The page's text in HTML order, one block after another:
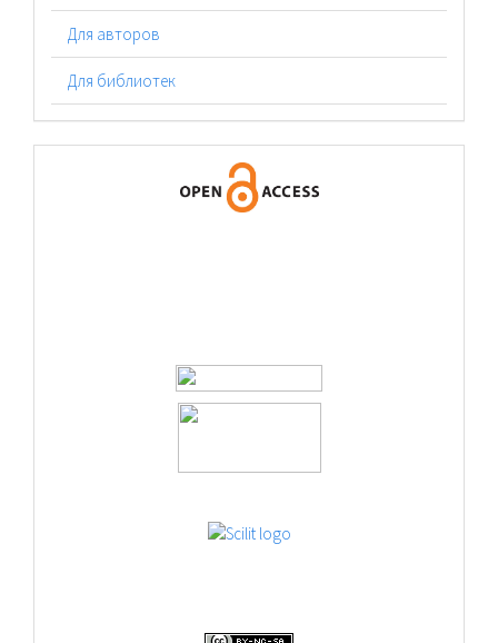
Для авторов
Для библиотек